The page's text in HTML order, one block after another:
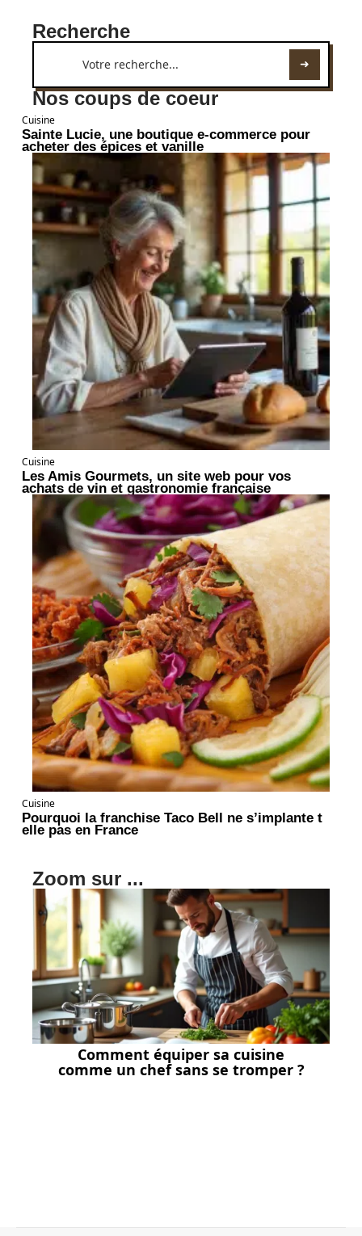
Recherche
Nos coups de coeur
Cuisine
Sainte Lucie, une boutique e-commerce pour
acheter des épices et vanille
Cuisine
Les Amis Gourmets, un site web pour vos
achats de vin et gastronomie française
Cuisine
Pourquoi la franchise Taco Bell ne s’implante t
elle pas en France
Zoom sur ...
Comment équiper sa cuisine
comme un chef sans se tromper ?